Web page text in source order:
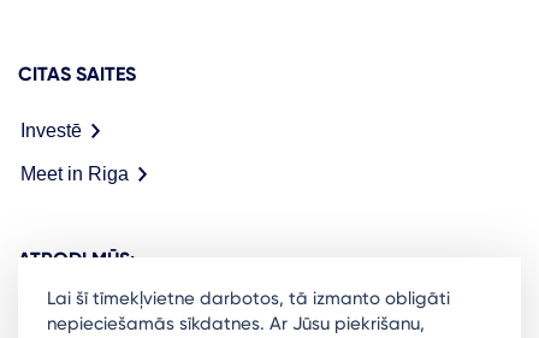
CITAS SAITES
Investē
Meet in Riga
ATRODI MŪS:
Lai šī tīmekļvietne darbotos, tā izmanto obligāti
nepieciešamās sīkdatnes. Ar Jūsu piekrišanu,